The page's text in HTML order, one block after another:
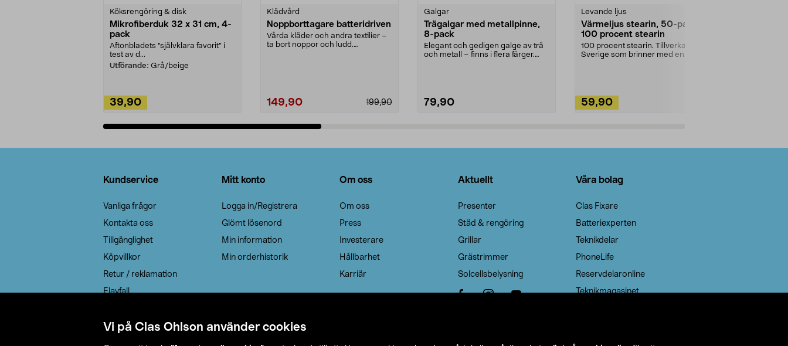
Vi på Clas Ohlson använder cookies
Köksrengöring & disk
Mikrofiberduk 32 x 31 cm, 4-
pack
Aftonbladets "självklara favorit” i
test av d...
Utförande: Grå/beige
39,90
Klädvård
Noppborttagare batteridriven
Vårda kläder och andra textilier –
ta bort noppor och ludd.
199,90
149,90
Galgar
Trägalgar med metallpinne,
8-pack
Elegant och gedigen galge av trä
och metall – finns i flera färger.
79,90
Levande ljus
Värmeljus stearin, 50-pack,
100 procent stearin
100 procent stearin. Tillverkade i
Sverige som brinner med en
59,90
Kundservice
Vanliga frågor
Kontakta oss
Tillgänglighet
Köpvillkor
Retur / reklamation
Elavfall
Leveransalternativ
Mitt konto
Logga in/Registrera
Glömt lösenord
Min information
Min orderhistorik
Om oss
Om oss
Press
Investerare
Hållbarhet
Karriär
Aktuellt
Presenter
Städ & rengöring
Grillar
Grästrimmer
Solcellsbelysning
Våra bolag
Clas Fixare
Batteriexperten
Teknikdelar
PhoneLife
Reservdelaronline
Teknikmagasinet